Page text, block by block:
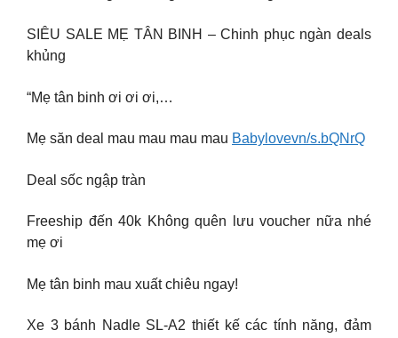
SIÊU SALE MẸ TÂN BINH – Chinh phục ngàn deals
khủng
“Mẹ tân binh ơi ơi ơi,…
Mẹ săn deal mau mau mau mau Babylovevn/s.bQNrQ
Deal sốc ngập tràn
Freeship đến 40k Không quên lưu voucher nữa nhé
mẹ ơi
Mẹ tân binh mau xuất chiêu ngay!
Xe 3 bánh Nadle SL-A2 thiết kế các tính năng, đảm